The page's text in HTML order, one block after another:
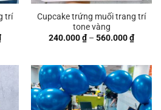
trí
Khoảng
giá:
560.000 ₫
Cupcake trứng muối trang trí
tone vàng
240.000₫ – 560.000₫
giá:
đến